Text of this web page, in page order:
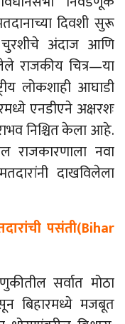
दिवशी सुरू
अंदाज आणि
राजकीय चित्र—या
लोकशाही आघाडी
एनडीएने अक्षरशः
निश्चित केला आहे.
राजकारणाला नवा
दाखविलेला
पसंती(Bihar
सर्वात मोठा
बिहारमध्ये मजबूत